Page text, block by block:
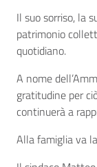
Il suo sorriso, la
patrimonio
quotidiano.
A nome
gratitudine per
continuerà a
Alla famiglia va